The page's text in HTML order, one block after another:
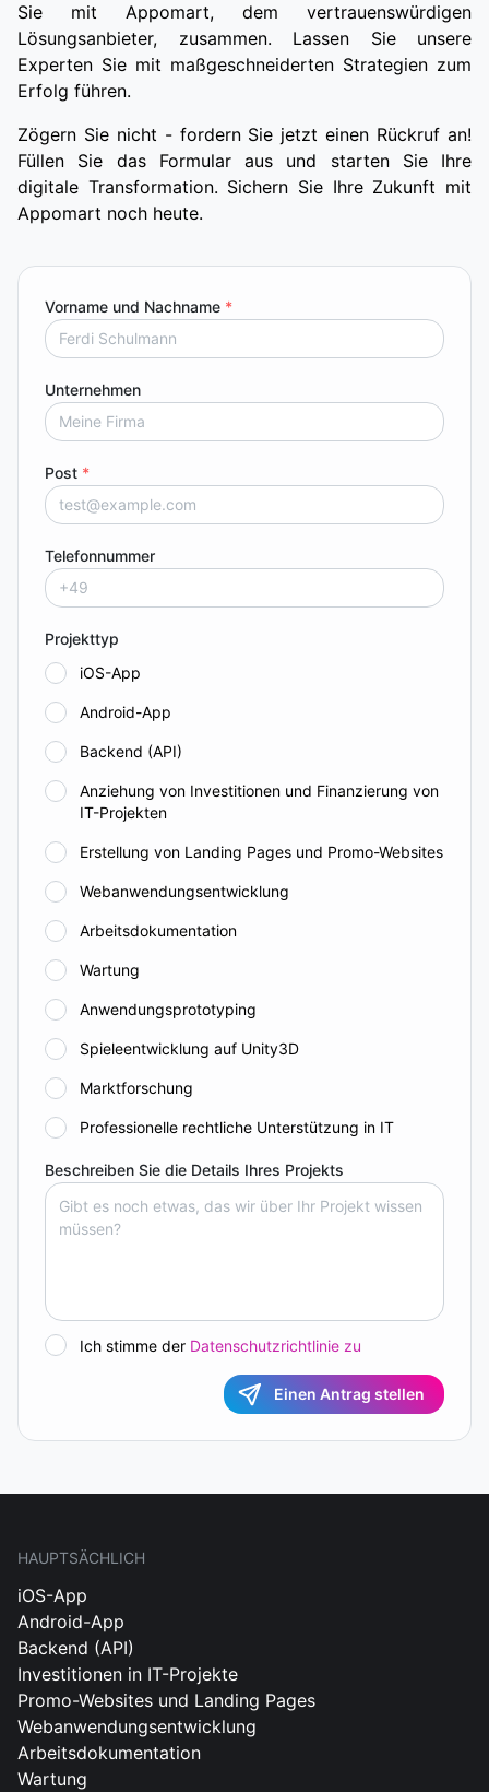
Sie mit Appomart, dem vertrauenswürdigen
Lösungsanbieter, zusammen. Lassen Sie unsere
Experten Sie mit maßgeschneiderten Strategien zum
Erfolg führen.
Zögern Sie nicht - fordern Sie jetzt einen Rückruf an!
Füllen Sie das Formular aus und starten Sie Ihre
digitale Transformation. Sichern Sie Ihre Zukunft mit
Appomart noch heute.
Vorname und Nachname *
Unternehmen
Post *
Telefonnummer
Projekttyp
iOS-App
Android-App
Backend (API)
Anziehung von Investitionen und Finanzierung von
IT-Projekten
Erstellung von Landing Pages und Promo-Websites
Webanwendungsentwicklung
Arbeitsdokumentation
Wartung
Anwendungsprototyping
Spieleentwicklung auf Unity3D
Marktforschung
Professionelle rechtliche Unterstützung in IT
Beschreiben Sie die Details Ihres Projekts
Ich stimme der Datenschutzrichtlinie zu
Einen Antrag stellen
HAUPTSÄCHLICH
iOS-App
Android-App
Backend (API)
Investitionen in IT-Projekte
Promo-Websites und Landing Pages
Webanwendungsentwicklung
Arbeitsdokumentation
Wartung